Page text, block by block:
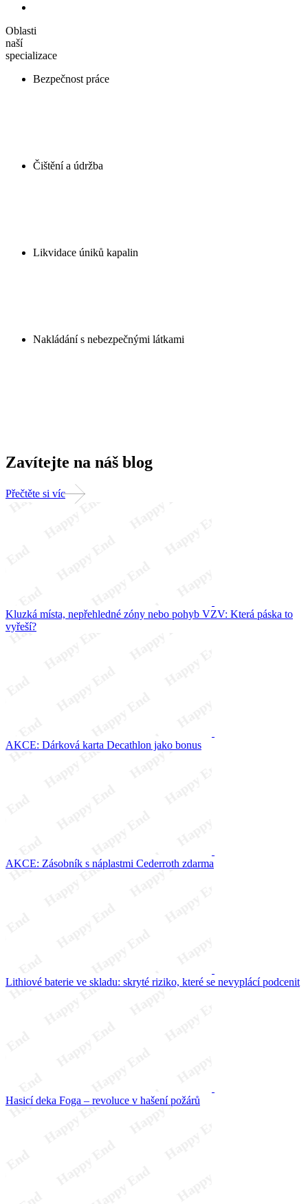
Oblasti
naší
specializace
Bezpečnost práce
Čištění a údržba
Likvidace úniků kapalin
Nakládání s nebezpečnými látkami
Zavítejte na náš blog
Přečtěte si víc
Kluzká místa, nepřehledné zóny nebo pohyb VZV: Která páska to
vyřeší?
AKCE: Dárková karta Decathlon jako bonus
AKCE: Zásobník s náplastmi Cederroth zdarma
Lithiové baterie ve skladu: skryté riziko, které se nevyplácí podcenit
Hasicí deka Foga – revoluce v hašení požárů